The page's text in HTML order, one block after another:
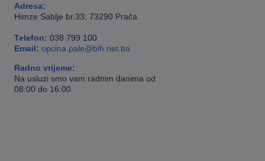
Adresa:
Himze Sablje br.33, 73290 Prača
Telefon: 038 799 100
Email: opcina.pale@bih.net.ba
Radno vrijeme:
Na usluzi smo vam radnim danima od
08:00 do 16:00.